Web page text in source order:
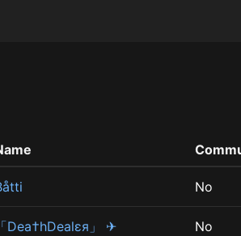
No
「Dea†hDealɛя」 ✈ No